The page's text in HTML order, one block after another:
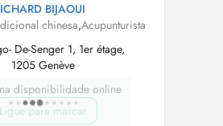
BIJAOUI
chinesa,Acupunturista
De-Senger 1, 1er étage,
1205 Genève
disponibilidade online
Ligue para marcar